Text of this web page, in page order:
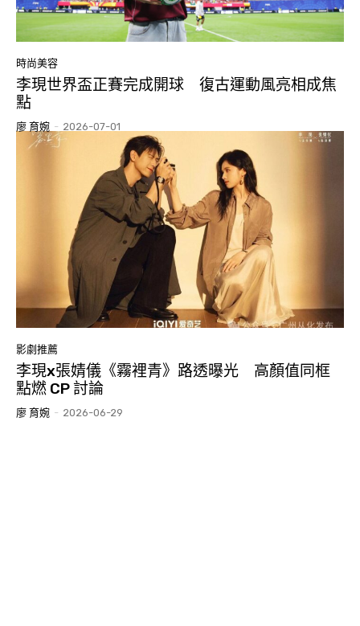
時尚美容
李現世界盃正賽完成開球 復古運動風亮相成焦
點
廖 育婉 - 2026-07-01
影劇推薦
李現x張婧儀《霧裡青》路透曝光 高顏值同框
點燃 CP 討論
廖 育婉 - 2026-06-29